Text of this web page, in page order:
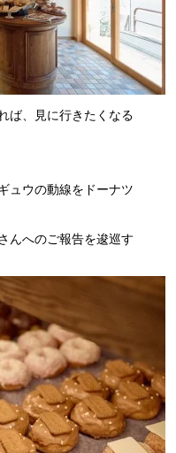
ば、見に行きたくなる
ュウの動線をドーナツ
んへのご報告を逡巡す